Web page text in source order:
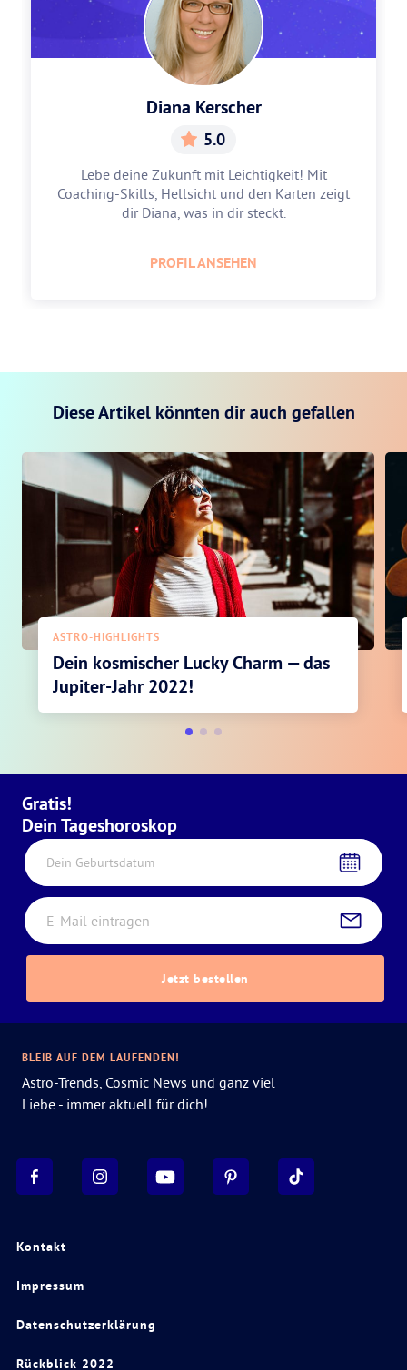
Diana Kerscher
5.0
Lebe deine Zukunft mit Leichtigkeit! Mit
Coaching-Skills, Hellsicht und den Karten zeigt
dir Diana, was in dir steckt.
PROFIL ANSEHEN
Diese Artikel könnten dir auch gefallen
ASTRO-HIGHLIGHTS
Dein kosmischer Lucky Charm — das
Jupiter-Jahr 2022!
Gratis!
Dein Tageshoroskop
Dein Geburtsdatum
Jetzt bestellen
Kontakt
Impressum
Datenschutzerklärung
Rückblick 2022
BLEIB AUF DEM LAUFENDEN!
Astro-Trends, Cosmic News und ganz viel
Liebe - immer aktuell für dich!